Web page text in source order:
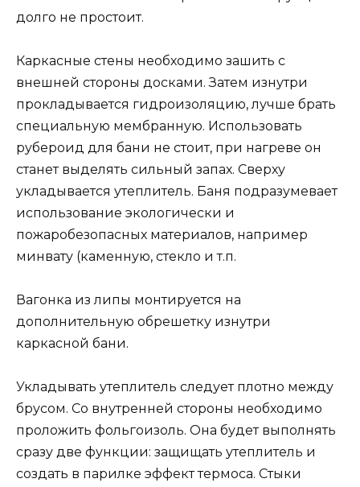
долго не простоит.
Каркасные стены необходимо зашить с
внешней стороны досками. Затем изнутри
прокладывается гидроизоляцию, лучше брать
специальную мембранную. Использовать
рубероид для бани не стоит, при нагреве он
станет выделять сильный запах. Сверху
укладывается утеплитель. Баня подразумевает
использование экологически и
пожаробезопасных материалов, например
минвату (каменную, стекло и т.п.
Вагонка из липы монтируется на
дополнительную обрешетку изнутри
каркасной бани.
Укладывать утеплитель следует плотно между
брусом. Со внутренней стороны необходимо
проложить фольгоизоль. Она будет выполнять
сразу две функции: защищать утеплитель и
создать в парилке эффект термоса. Стыки